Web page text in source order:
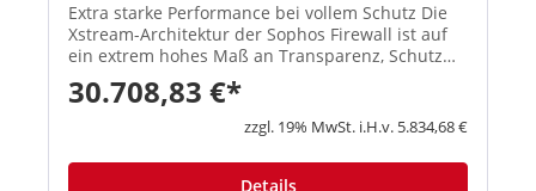
Extra starke Performance bei vollem Schutz Die
Xstream-Architektur der Sophos Firewall ist auf
ein extrem hohes Maß an Transparenz, Schutz
und Performance ausgelegt, damit
Administratoren die größten Herausforderungen
moderner Netzwerke spielend meis...
30.708,83 €*
zzgl. 19% MwSt. i.H.v. 5.834,68 €
Details